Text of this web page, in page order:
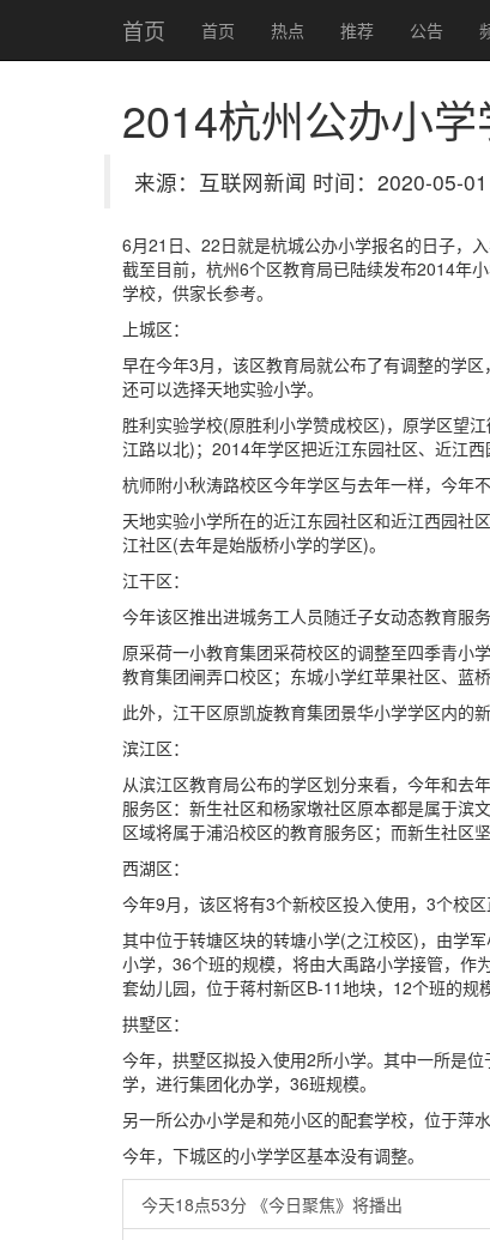
首页 首页 热点 推荐 公告
2014杭州公办小
来源：互联网新闻 时间：2020-05-
6月21日、22日就是杭城公办小学报名的日子，
截至目前，杭州6个区教育局已陆续发布2014年
学校，供家长参考。
上城区：
早在今年3月，该区教育局就公布了有调整的学
还可以选择天地实验小学。
胜利实验学校(原胜利小学赞成校区)，原学区望
江路以北)；2014年学区把近江东园社区、近江西
杭师附小秋涛路校区今年学区与去年一样，今年
天地实验小学所在的近江东园社区和近江西园社
江社区(去年是始版桥小学的学区)。
江干区：
今年该区推出进城务工人员随迁子女动态教育服务
原采荷一小教育集团采荷校区的调整至四季青小
教育集团闸弄口校区；东城小学红苹果社区、蓝
此外，江干区原凯旋教育集团景华小学学区内的
滨江区：
从滨江区教育局公布的学区划分来看，今年和去
服务区：新生社区和杨家墩社区原本都是属于滨
区域将属于浦沿校区的教育服务区；而新生社区
西湖区：
今年9月，该区将有3个新校区投入使用，3个校
其中位于转塘区块的转塘小学(之江校区)，由学
小学，36个班的规模，将由大禹路小学接管，作
套幼儿园，位于蒋村新区B-11地块，12个班的规
拱墅区：
今年，拱墅区拟投入使用2所小学。其中一所是
学，进行集团化办学，36班规模。
另一所公办小学是和苑小区的配套学校，位于萍
今年，下城区的小学学区基本没有调整。
今天18点53分 《今日聚焦》将播出